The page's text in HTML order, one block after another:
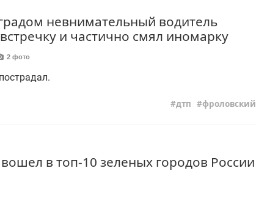
невнимательный водитель
и частично смял иномарку
2 фото
дтп фроловский
в топ-10 зеленых городов России